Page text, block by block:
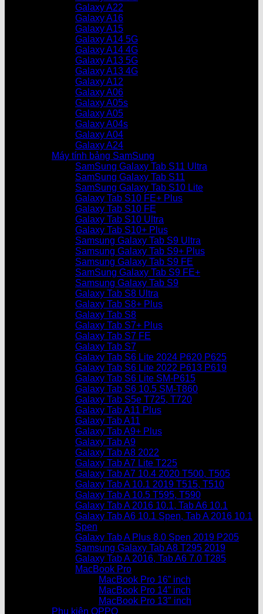
Galaxy A22
Galaxy A16
Galaxy A15
Galaxy A14 5G
Galaxy A14 4G
Galaxy A13 5G
Galaxy A13 4G
Galaxy A12
Galaxy A06
Galaxy A05s
Galaxy A05
Galaxy A04s
Galaxy A04
Galaxy A24
Máy tính bảng SamSung
SamSung Galaxy Tab S11 Ultra
SamSung Galaxy Tab S11
SamSung Galaxy Tab S10 Lite
Galaxy Tab S10 FE+ Plus
Galaxy Tab S10 FE
Galaxy Tab S10 Ultra
Galaxy Tab S10+ Plus
Samsung Galaxy Tab S9 Ultra
Samsung Galaxy Tab S9+ Plus
Samsung Galaxy Tab S9 FE
SamSung Galaxy Tab S9 FE+
Samsung Galaxy Tab S9
Galaxy Tab S8 Ultra
Galaxy Tab S8+ Plus
Galaxy Tab S8
Galaxy Tab S7+ Plus
Galaxy Tab S7 FE
Galaxy Tab S7
Galaxy Tab S6 Lite 2024 P620 P625
Galaxy Tab S6 Lite 2022 P613 P619
Galaxy Tab S6 Lite SM-P615
Galaxy Tab S6 10.5 SM-T860
Galaxy Tab S5e T725, T720
Galaxy Tab A11 Plus
Galaxy Tab A11
Galaxy Tab A9+ Plus
Galaxy Tab A9
Galaxy Tab A8 2022
Galaxy Tab A7 Lite T225
Galaxy Tab A7 10.4 2020 T500, T505
Galaxy Tab A 10.1 2019 T515, T510
Galaxy Tab A 10.5 T595, T590
Galaxy Tab A 2016 10.1, Tab A6 10.1
Galaxy Tab A6 10.1 Spen, Tab A 2016 10.1
Spen
Galaxy Tab A Plus 8.0 Spen 2019 P205
Samsung Galaxy Tab A8 T295 2019
Galaxy Tab A 2016, Tab A6 7.0 T285
MacBook Pro
MacBook Pro 16” inch
MacBook Pro 14” inch
MacBook Pro 13″ inch
Phụ kiện OPPO